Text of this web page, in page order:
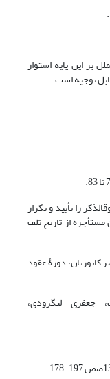
بر این پایه استوار
توجیه است.
را تأیید و تکرار
از تاریخ تلف
215، نقل از: ناصر کاتوزیان، دورۀ عقود
جعفری لنگرودی،